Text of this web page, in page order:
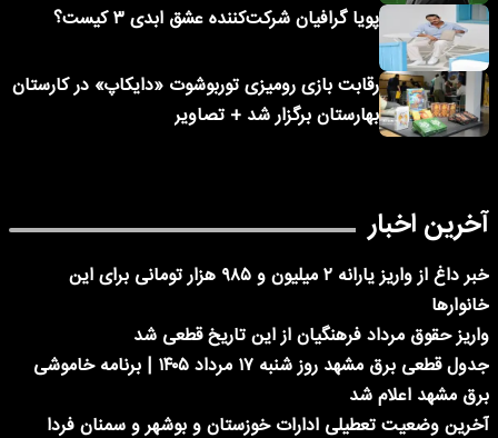
پویا گرافیان شرکت‌کننده عشق ابدی ۳ کیست؟
رقابت بازی رومیزی توربوشوت «دایکاپ» در کارستان
بهارستان برگزار شد + تصاویر
آخرین اخبار
خبر داغ از واریز یارانه ۲ میلیون و ۹۸۵ هزار تومانی برای این
خانوارها
واریز حقوق مرداد فرهنگیان از این تاریخ قطعی شد
جدول قطعی برق مشهد روز شنبه ۱۷ مرداد ۱۴۰۵ | برنامه خاموشی
برق مشهد اعلام شد
آخرین وضعیت تعطیلی ادارات خوزستان و بوشهر و سمنان فردا